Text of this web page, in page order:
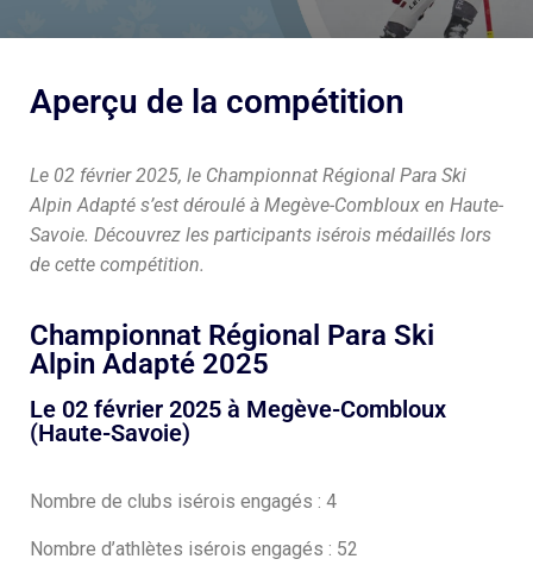
Aperçu de la compétition
Le 02 février 2025, le Championnat Régional Para Ski
Alpin Adapté s’est déroulé à Megève-Combloux en Haute-
Savoie. Découvrez les participants isérois médaillés lors
de cette compétition.
Championnat Régional Para Ski
Alpin Adapté 2025
Le 02 février 2025 à Megève-Combloux
(Haute-Savoie)
Nombre de clubs isérois engagés : 4
Nombre d’athlètes isérois engagés : 52